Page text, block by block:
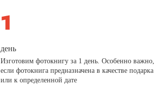
день
Изготовим фотокнигу за 1 день. Особенно важно,
если фотокнига предназначена в качестве подарка
или к определенной дате